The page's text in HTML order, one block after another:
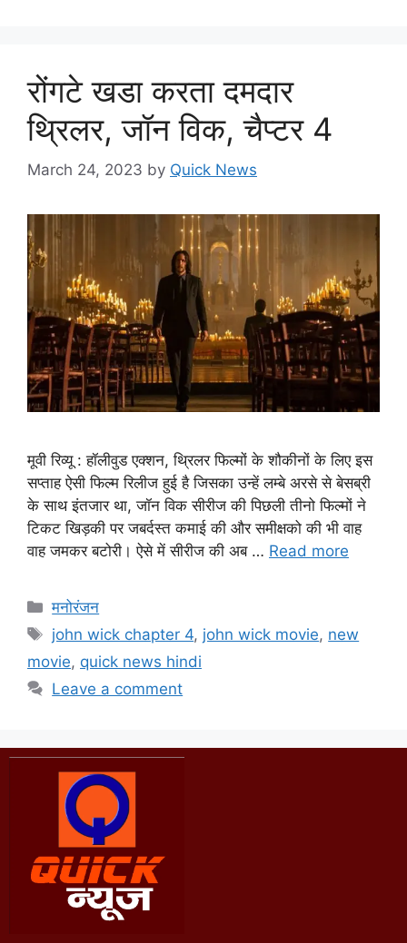
रोंगटे खडा करता दमदार
थ्रिलर, जॉन विक, चैप्टर 4
March 24, 2023 by Quick News
मूवी रिव्यू : हॉलीवुड एक्शन, थ्रिलर फिल्मों के शौकीनों के लिए इस
सप्ताह ऐसी फिल्म रिलीज हुई है जिसका उन्हें लम्बे अरसे से बेसब्री
के साथ इंतजार था, जॉन विक सीरीज की पिछली तीनो फिल्मों ने
टिकट खिड़की पर जबर्दस्त कमाई की और समीक्षको की भी वाह
वाह जमकर बटोरी। ऐसे में सीरीज की अब … Read more
मनोरंजन
john wick chapter 4, john wick movie, new
movie, quick news hindi
Leave a comment